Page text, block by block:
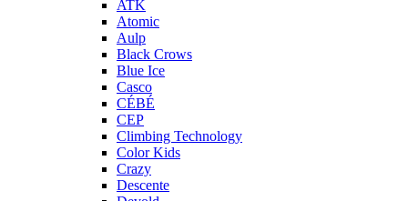
ATK
Atomic
Aulp
Black Crows
Blue Ice
Casco
CÉBÉ
CEP
Climbing Technology
Color Kids
Crazy
Descente